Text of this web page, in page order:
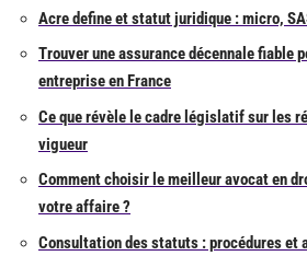
Acre define et statut juridique : micro,
Trouver une assurance décennale fiable
entreprise en France
Ce que révèle le cadre législatif sur les
vigueur
Comment choisir le meilleur avocat en
votre affaire ?
Consultation des statuts : procédures et